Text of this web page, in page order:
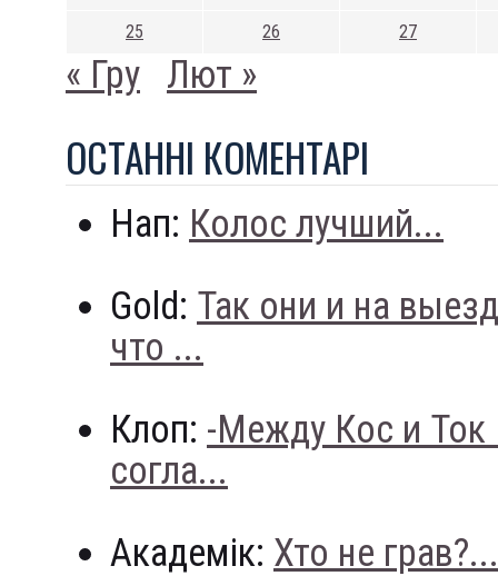
25 26 27
« Гру Лют »
ОСТАННI КОМЕНТАРI
Нап: Колос лучший...
Gold: Так они и на
что ...
Клоп: -Между Кос и
согла...
Академік: Хто не грав?...